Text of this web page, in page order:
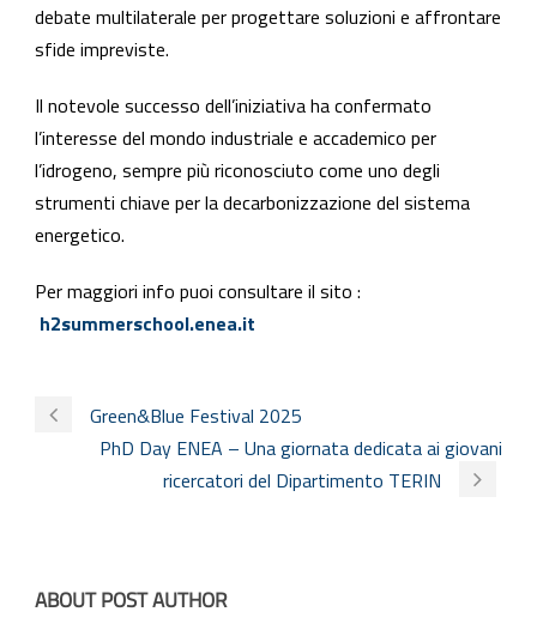
debate multilaterale per progettare soluzioni e affrontare
sfide impreviste.
Il notevole successo dell’iniziativa ha confermato
l’interesse del mondo industriale e accademico per
l’idrogeno, sempre più riconosciuto come uno degli
strumenti chiave per la decarbonizzazione del sistema
energetico.
Per maggiori info puoi consultare il sito :
h2summerschool.enea.it
Green&Blue Festival 2025
PhD Day ENEA – Una giornata dedicata ai giovani
ricercatori del Dipartimento TERIN
ABOUT POST AUTHOR